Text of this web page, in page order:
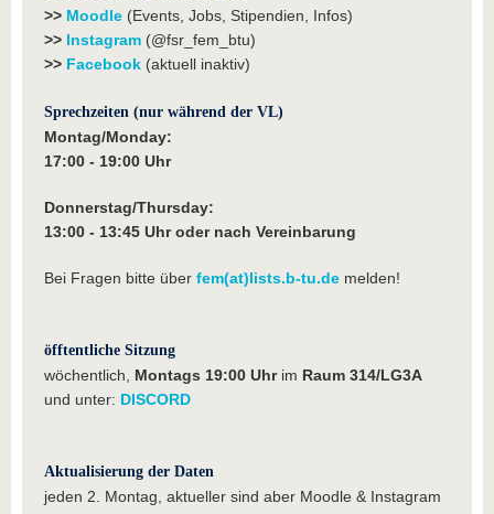
>> Moodle (Events, Jobs, Stipendien, Infos)
>> Instagram (@fsr_fem_btu)
>> Facebook (aktuell inaktiv)
Sprechzeiten (nur während der VL)
Montag/Monday:
17:00 - 19:00 Uhr
Donnerstag/Thursday:
13:00 - 13:45 Uhr oder nach Vereinbarung
Bei Fragen bitte über fem(at)lists.b-tu.de melden!
öfftentliche Sitzung
wöchentlich, Montags 19:00 Uhrim Raum 314/LG3A
und unter: DISCORD
Aktualisierung der Daten
jeden 2. Montag, aktueller sind aber Moodle & Instagram